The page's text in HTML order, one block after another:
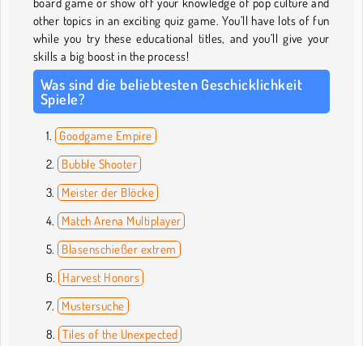
other topics in an exciting quiz game. You’ll have lots of fun
while you try these educational titles, and you’ll give your
skills a big boost in the process!
Was sind die beliebtesten Geschicklichkeit
Spiele?
Goodgame Empire
Bubble Shooter
Meister der Blöcke
Match Arena Multiplayer
Blasenschießer extrem
Harvest Honors
Mustersuche
Tiles of the Unexpected